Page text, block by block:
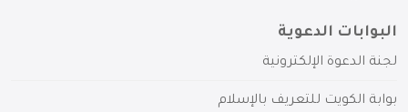
البوابات الدعوية
لجنة الدعوة الإلكترونية
بوابة الكويت للتعريف بالإسلام